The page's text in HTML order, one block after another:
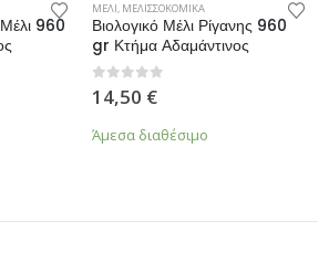
Μέλι 960
ΜΕΛΙ, ΜΕΛΙΣΣΟΚΟΜΙΚΑ
Βιολογικό Μέλι Ρίγανης 960
gr Κτήμα Αδαμάντινος
0 από 5
14,50 €
Άμεσα διαθέσιμο